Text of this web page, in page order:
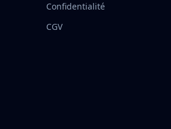
Confidentialité
CGV